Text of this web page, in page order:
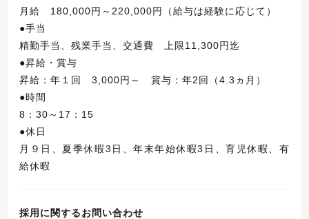
月給 180,000円～220,000円（給与は経験に応じて）
●手当
精勤手当、残業手当、交通費 上限11,300円迄
●昇給・賞与
昇給：年１回 3,000円～ 賞与：年2回（4.3ヵ月）
●時間
8：30～17：15
●休日
月９日、夏季休暇3日、年末年始休暇3日、育児休暇、有
給休暇
採用に関するお問い合わせ